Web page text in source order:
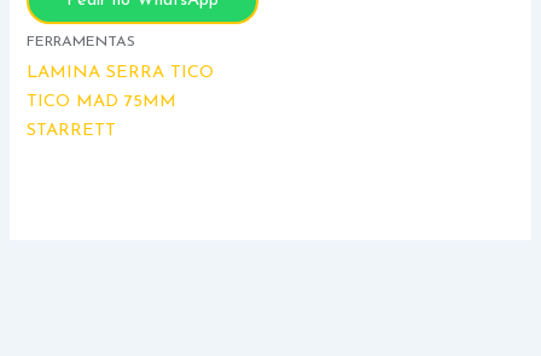
FERRAMENTAS
LAMINA SERRA TICO
TICO MAD 75MM
STARRETT